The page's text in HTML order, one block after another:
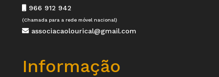
966 912 942
(Chamada para a rede móvel nacional)
associacaolourical@gmail.com
Informação